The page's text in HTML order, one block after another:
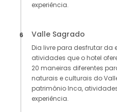
experiência.
6 Valle Sagrado
Dia livre para desfrutar da
atividades que o hotel
20 maneiras diferentes
naturais e culturais do
patrimônio Inca,
experiência.